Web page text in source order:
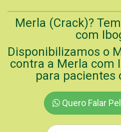
Merla (Crack)?
com
Disponibilizamos o
contra a Merla com
para pacientes
Quero Falar